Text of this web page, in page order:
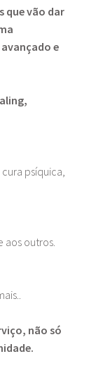
que vão dar
e
psíquica,
aos outros.
não só